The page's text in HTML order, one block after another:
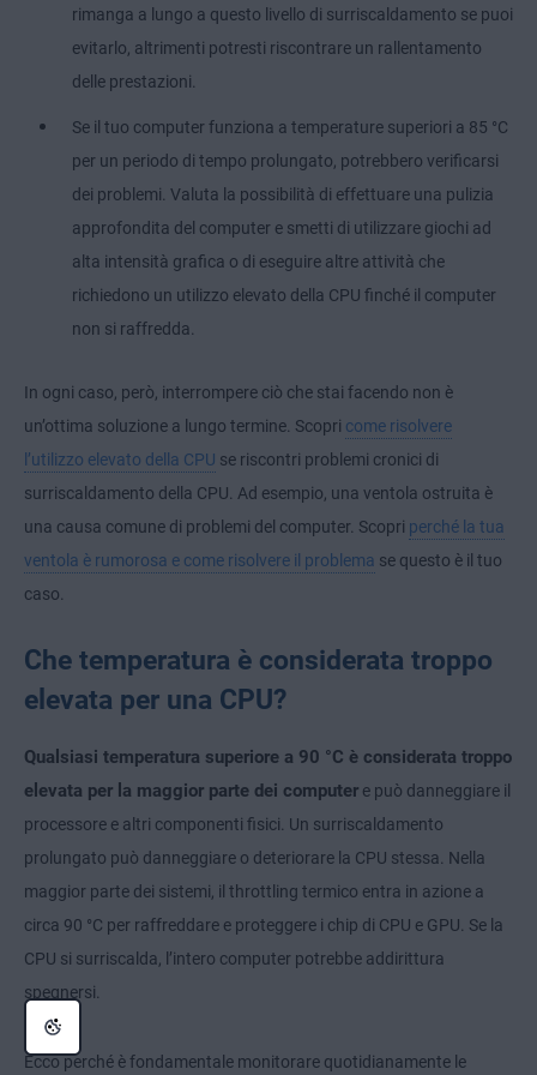
rimanga a lungo a questo livello di surriscaldamento se puoi
evitarlo, altrimenti potresti riscontrare un rallentamento
delle prestazioni.
Se il tuo computer funziona a temperature superiori a 85 °C
per un periodo di tempo prolungato, potrebbero verificarsi
dei problemi. Valuta la possibilità di effettuare una pulizia
approfondita del computer e smetti di utilizzare giochi ad
alta intensità grafica o di eseguire altre attività che
richiedono un utilizzo elevato della CPU finché il computer
non si raffredda.
In ogni caso, però, interrompere ciò che stai facendo non è
un’ottima soluzione a lungo termine. Scopri come risolvere
l’utilizzo elevato della CPU se riscontri problemi cronici di
surriscaldamento della CPU. Ad esempio, una ventola ostruita è
una causa comune di problemi del computer. Scopri perché la tua
ventola è rumorosa e come risolvere il problema se questo è il tuo
caso.
Che temperatura è considerata troppo
elevata per una CPU?
Qualsiasi temperatura superiore a 90 °C è considerata troppo
elevata per la maggior parte dei computer e può danneggiare il
processore e altri componenti fisici. Un surriscaldamento
prolungato può danneggiare o deteriorare la CPU stessa. Nella
maggior parte dei sistemi, il throttling termico entra in azione a
circa 90 °C per raffreddare e proteggere i chip di CPU e GPU. Se la
CPU si surriscalda, l’intero computer potrebbe addirittura
spegnersi.
Ecco perché è fondamentale monitorare quotidianamente le